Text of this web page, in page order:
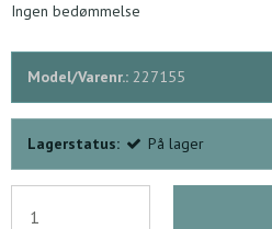
Ingen bedømmelse
Model/Varenr.: 227155
Lagerstatus: På lager